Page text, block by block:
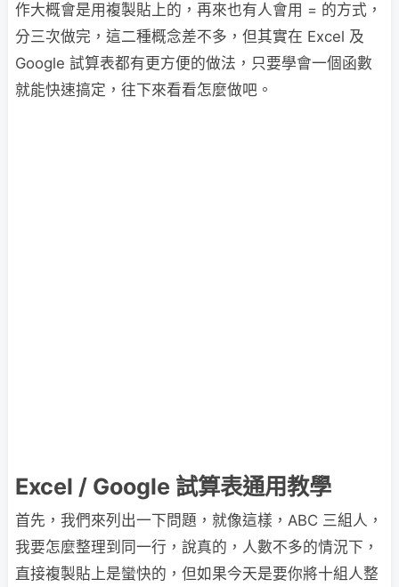
作大概會是用複製貼上的，再來也有人會用 = 的方式，
分三次做完，這二種概念差不多，但其實在 Excel 及
Google 試算表都有更方便的做法，只要學會一個函數
就能快速搞定，往下來看看怎麼做吧。
Excel / Google 試算表通用教學
首先，我們來列出一下問題，就像這樣，ABC 三組人，
我要怎麼整理到同一行，說真的，人數不多的情況下，
直接複製貼上是蠻快的，但如果今天是要你將十組人整